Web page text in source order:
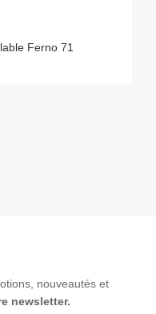
Ferno 71
nouveautés et
newsletter.